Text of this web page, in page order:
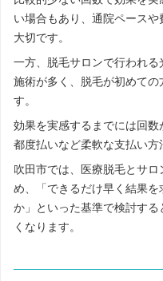
い場合もあり、通院ペース
大切です。
一方、脱毛サロンで行われ
施術が多く、脱毛が初めて
す。
効果を実感するまでには回数
都度払いなど柔軟な支払い方
吹田市では、医療脱毛とサ
め、「できるだけ早く結果
か」といった基準で検討す
くなります。